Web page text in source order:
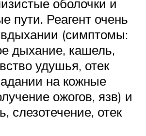
оболочки и
пути. Реагент очень
(симптомы:
дыхание, кашель,
удушья, отек
на кожные
ожогов, язв) и
слезотечение, отек